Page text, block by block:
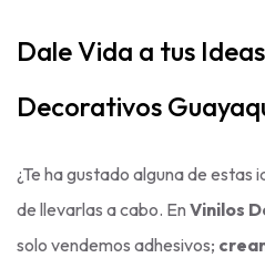
Dale Vida a tus
Decorativos
¿Te ha gustado alguna de estas
de llevarlas a cabo. En Vinilos
solo vendemos adhesivos;